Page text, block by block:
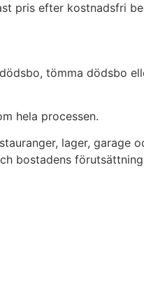
pris efter kostnadsfri
tömma dödsbo
hela processen.
lager, garage
bostadens